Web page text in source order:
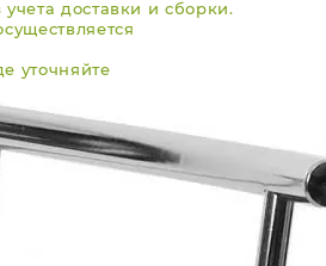
доставки и сборки.
уточняйте